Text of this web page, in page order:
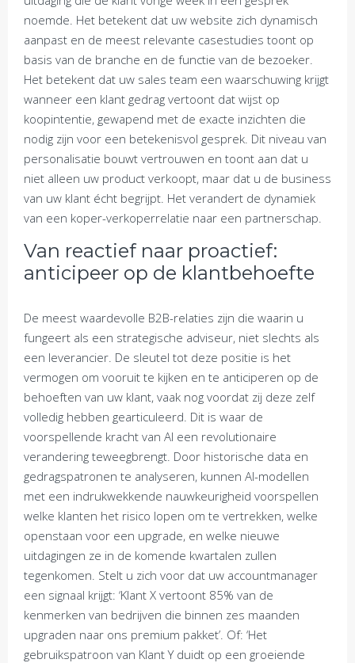
noemde. Het betekent dat uw website zich dynamisch
aanpast en de meest relevante casestudies toont op
basis van de branche en de functie van de bezoeker.
Het betekent dat uw sales team een waarschuwing krijgt
wanneer een klant gedrag vertoont dat wijst op
koopintentie, gewapend met de exacte inzichten die
nodig zijn voor een betekenisvol gesprek. Dit niveau van
personalisatie bouwt vertrouwen en toont aan dat u
niet alleen uw product verkoopt, maar dat u de business
van uw klant écht begrijpt. Het verandert de dynamiek
van een koper-verkoperrelatie naar een partnerschap.
Van reactief naar proactief:
anticipeer op de klantbehoefte
De meest waardevolle B2B-relaties zijn die waarin u
fungeert als een strategische adviseur, niet slechts als
een leverancier. De sleutel tot deze positie is het
vermogen om vooruit te kijken en te anticiperen op de
behoeften van uw klant, vaak nog voordat zij deze zelf
volledig hebben gearticuleerd. Dit is waar de
voorspellende kracht van AI een revolutionaire
verandering teweegbrengt. Door historische data en
gedragspatronen te analyseren, kunnen AI-modellen
met een indrukwekkende nauwkeurigheid voorspellen
welke klanten het risico lopen om te vertrekken, welke
openstaan voor een upgrade, en welke nieuwe
uitdagingen ze in de komende kwartalen zullen
tegenkomen. Stelt u zich voor dat uw accountmanager
een signaal krijgt: ‘Klant X vertoont 85% van de
kenmerken van bedrijven die binnen zes maanden
upgraden naar ons premium pakket’. Of: ‘Het
gebruikspatroon van Klant Y duidt op een groeiende